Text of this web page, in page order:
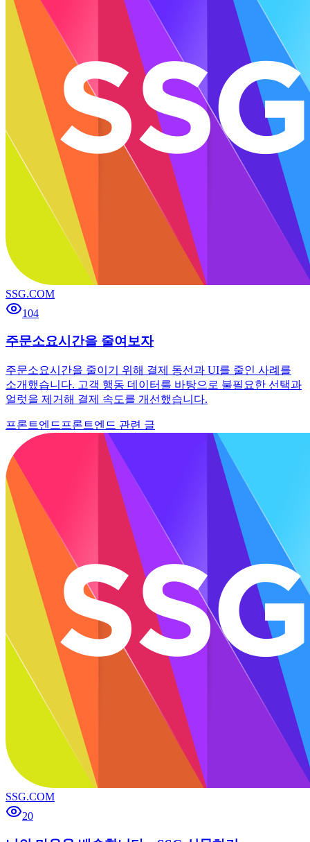
SSG.COM
104
주문소요시간을 줄여보자
주문소요시간을 줄이기 위해 결제 동선과 UI를 줄인 사례를
소개했습니다. 고객 행동 데이터를 바탕으로 불필요한 선택과
얼럿을 제거해 결제 속도를 개선했습니다.
프론트엔드 프론트엔드 관련 글
SSG.COM
20